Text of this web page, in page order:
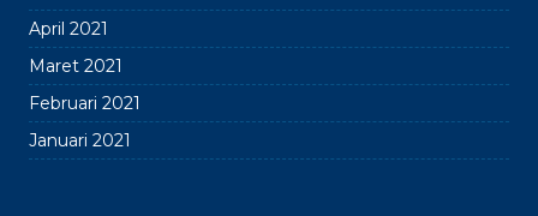
April 2021
Maret 2021
Februari 2021
Januari 2021